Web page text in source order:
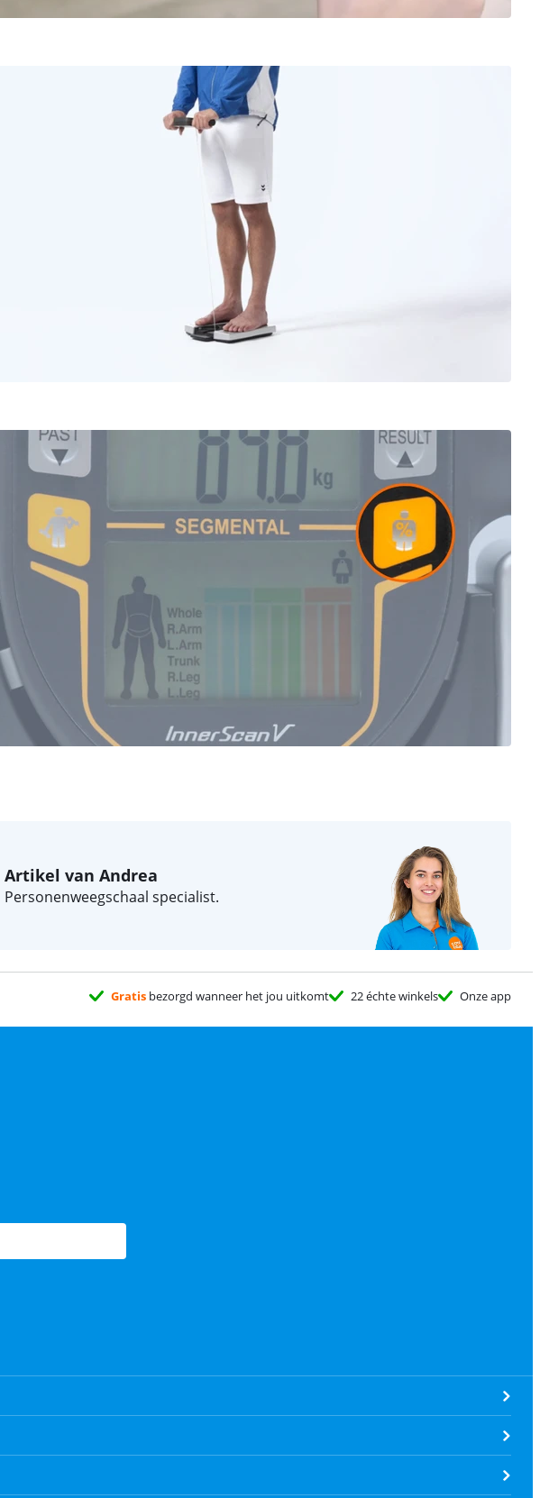
Artikel van Andrea
Personenweegschaal specialist.
Gratis bezorgd wanneer het jou uitkomt 22 échte winkels Onze app